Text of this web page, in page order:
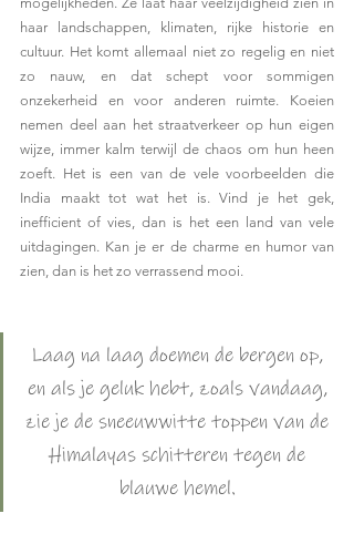
haar landschappen, klimaten, rijke historie en
cultuur. Het komt allemaal niet zo regelig en niet
zo nauw, en dat schept voor sommigen
onzekerheid en voor anderen ruimte. Koeien
nemen deel aan het straatverkeer op hun eigen
wijze, immer kalm terwijl de chaos om hun heen
zoeft. Het is een van de vele voorbeelden die
India maakt tot wat het is. Vind je het gek,
inefficient of vies, dan is het een land van vele
uitdagingen. Kan je er de charme en humor van
zien, dan is het zo verrassend mooi.
Laag na laag doemen de bergen op,
en als je geluk hebt, zoals vandaag,
zie je de sneeuwwitte toppen van de
Himalayas schitteren tegen de
blauwe hemel.